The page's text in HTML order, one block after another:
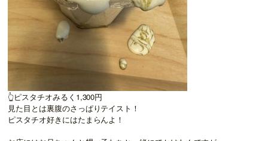
👆ピスタチオみるく1,300円
見た目とは裏腹のさっぱりテイスト！
ピスタチオ好きにはたまらんよ！